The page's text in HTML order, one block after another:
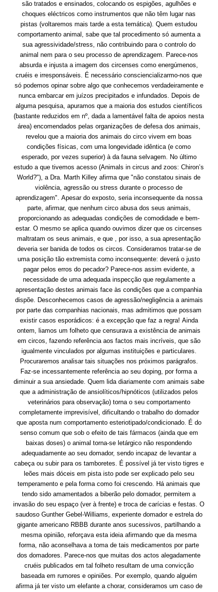
são tratados e ensinados, colocando os espigões, agulhões e
choques eléctricos como instrumentos que não têm lugar nas
pistas (voltaremos mais tarde a esta temática). Quem estudou
comportamento animal, sabe que tal procedimento só aumenta a
sua agressividade/stress, não contribuindo para o controlo do
animal nem para o seu processo de aprendizagem. Parece-nos
absurda e injusta a imagem dos circenses como energúmenos,
cruéis e irresponsáveis. É necessário consciencializarmo-nos que
só podemos opinar sobre algo que conhecemos verdadeiramente e
nunca embarcar em juízos precipitados e infundados. Depois de
alguma pesquisa, apuramos que a maioria dos estudos científicos
(bastante reduzidos em nº, dada a lamentável falta de apoios nesta
área) encomendados pelas organizações de defesa dos animais,
revelou que a maioria dos animais do circo vivem em boas
condições físicas, com uma longevidade idêntica (e como
esperado, por vezes superior) à da fauna selvagem. No último
estudo a que tivemos acesso (Animals in circus and zoos: Chiron’s
World?"), a Dra. Marth Killey afirma que "não constatou sinais de
violência, agressão ou stress durante o processo de
aprendizagem". Apesar do exposto, seria inconsequente da nossa
parte, afirmar, que nenhum circo abusa dos seus animais,
proporcionando as adequadas condições de comodidade e bem-
estar. O mesmo se aplica quando ouvimos dizer que os circenses
maltratam os seus animais, e que , por isso, a sua apresentação
deveria ser banida de todos os circos. Consideramos tratar-se de
uma posição tão extremista como inconsequente: deverá o justo
pagar pelos erros do pecador? Parece-nos assim evidente, a
necessidade de uma adequada inspecção que regulamente a
apresentação destes animais face às condições que a companhia
dispõe. Desconhecemos casos de agressão/negligência a animais
por parte das companhias nacionais, mas admitimos que possam
existir casos esporádicos: é a excepção que faz a regra! Ainda
ontem, liamos um folheto que censurava a existência de animais
em circos, fazendo referência aos factos mais incríveis, que são
igualmente vinculados por algumas instituições e particulares.
Procuraremos analisar tais situações nos próximos parágrafos.
Faz-se incessantemente referência ao seu doping, por forma a
diminuir a sua ansiedade. Quem lida diariamente com animais sabe
que a administração de ansiolíticos/hipnóticos (utilizados pelos
veterinários para observação) torna o seu comportamento
completamente imprevisível, dificultando o trabalho do domador
que aposta num comportamento esteriotipado/condicionado. É do
senso comum que sob o efeito de tais fármacos (ainda que em
baixas doses) o animal torna-se letárgico não respondendo
adequadamente ao seu domador, sendo incapaz de levantar a
cabeça ou subir para os tamboretes. É possível já ter visto tigres e
leões mais dóceis em pista isto pode ser explicado pelo seu
temperamento e pela forma como foi crescendo. Há animais que
tendo sido amamentados a biberão pelo domador, permitem a
invasão do seu espaço (ver à frente) e troca de carícias e festas. O
saudoso Gunther Gebel-Williams, experiente domador e estrela do
gigante americano RBBB durante anos sucessivos, partilhando a
mesma opinião, reforçava esta ideia afirmando que da mesma
forma, não aconselhava a toma de tais medicamentos por parte
dos domadores. Parece-nos que muitas dos actos alegadamente
cruéis publicados em tal folheto resultam de uma convicção
baseada em rumores e opiniões. Por exemplo, quando alguém
afirma já ter visto um elefante a chorar, consideramos um caso de